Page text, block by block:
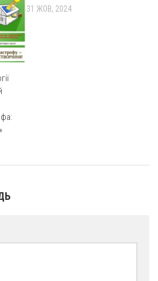
Богородиці Сестер Чину
охорони здоров’я
31 ЖОВ, 2024